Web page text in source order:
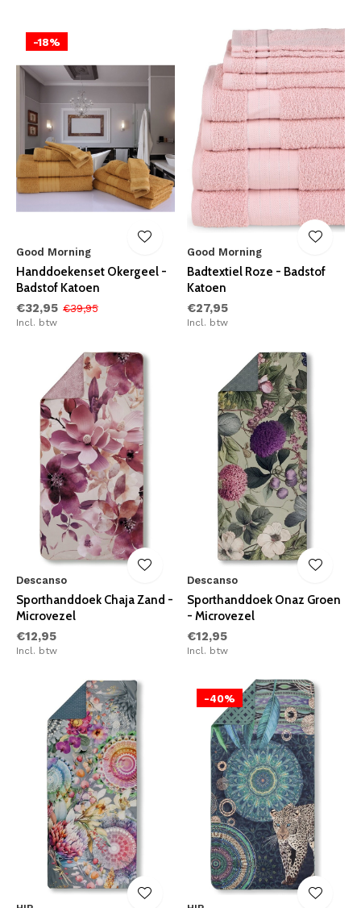
-18%
Good Morning
Handdoekenset Okergeel -
Badstof Katoen
€32,95 €39,95
Incl. btw
Good Morning
Badtextiel Roze - Badstof
Katoen
€27,95
Incl. btw
Descanso
Sporthanddoek Chaja Zand -
Microvezel
€12,95
Incl. btw
Descanso
Sporthanddoek Onaz Groen
- Microvezel
€12,95
Incl. btw
-40%